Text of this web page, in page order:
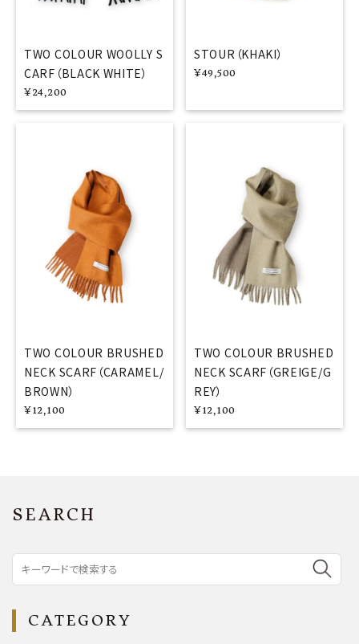
TWO COLOUR WOOLLY S
CARF（BLACK WHITE）
¥24,200
STOUR（KHAKI）
¥49,500
TWO COLOUR BRUSHED
NECK SCARF（CARAMEL/
BROWN）
¥12,100
TWO COLOUR BRUSHED
NECK SCARF（GREIGE/G
REY）
¥12,100
SEARCH
CATEGORY